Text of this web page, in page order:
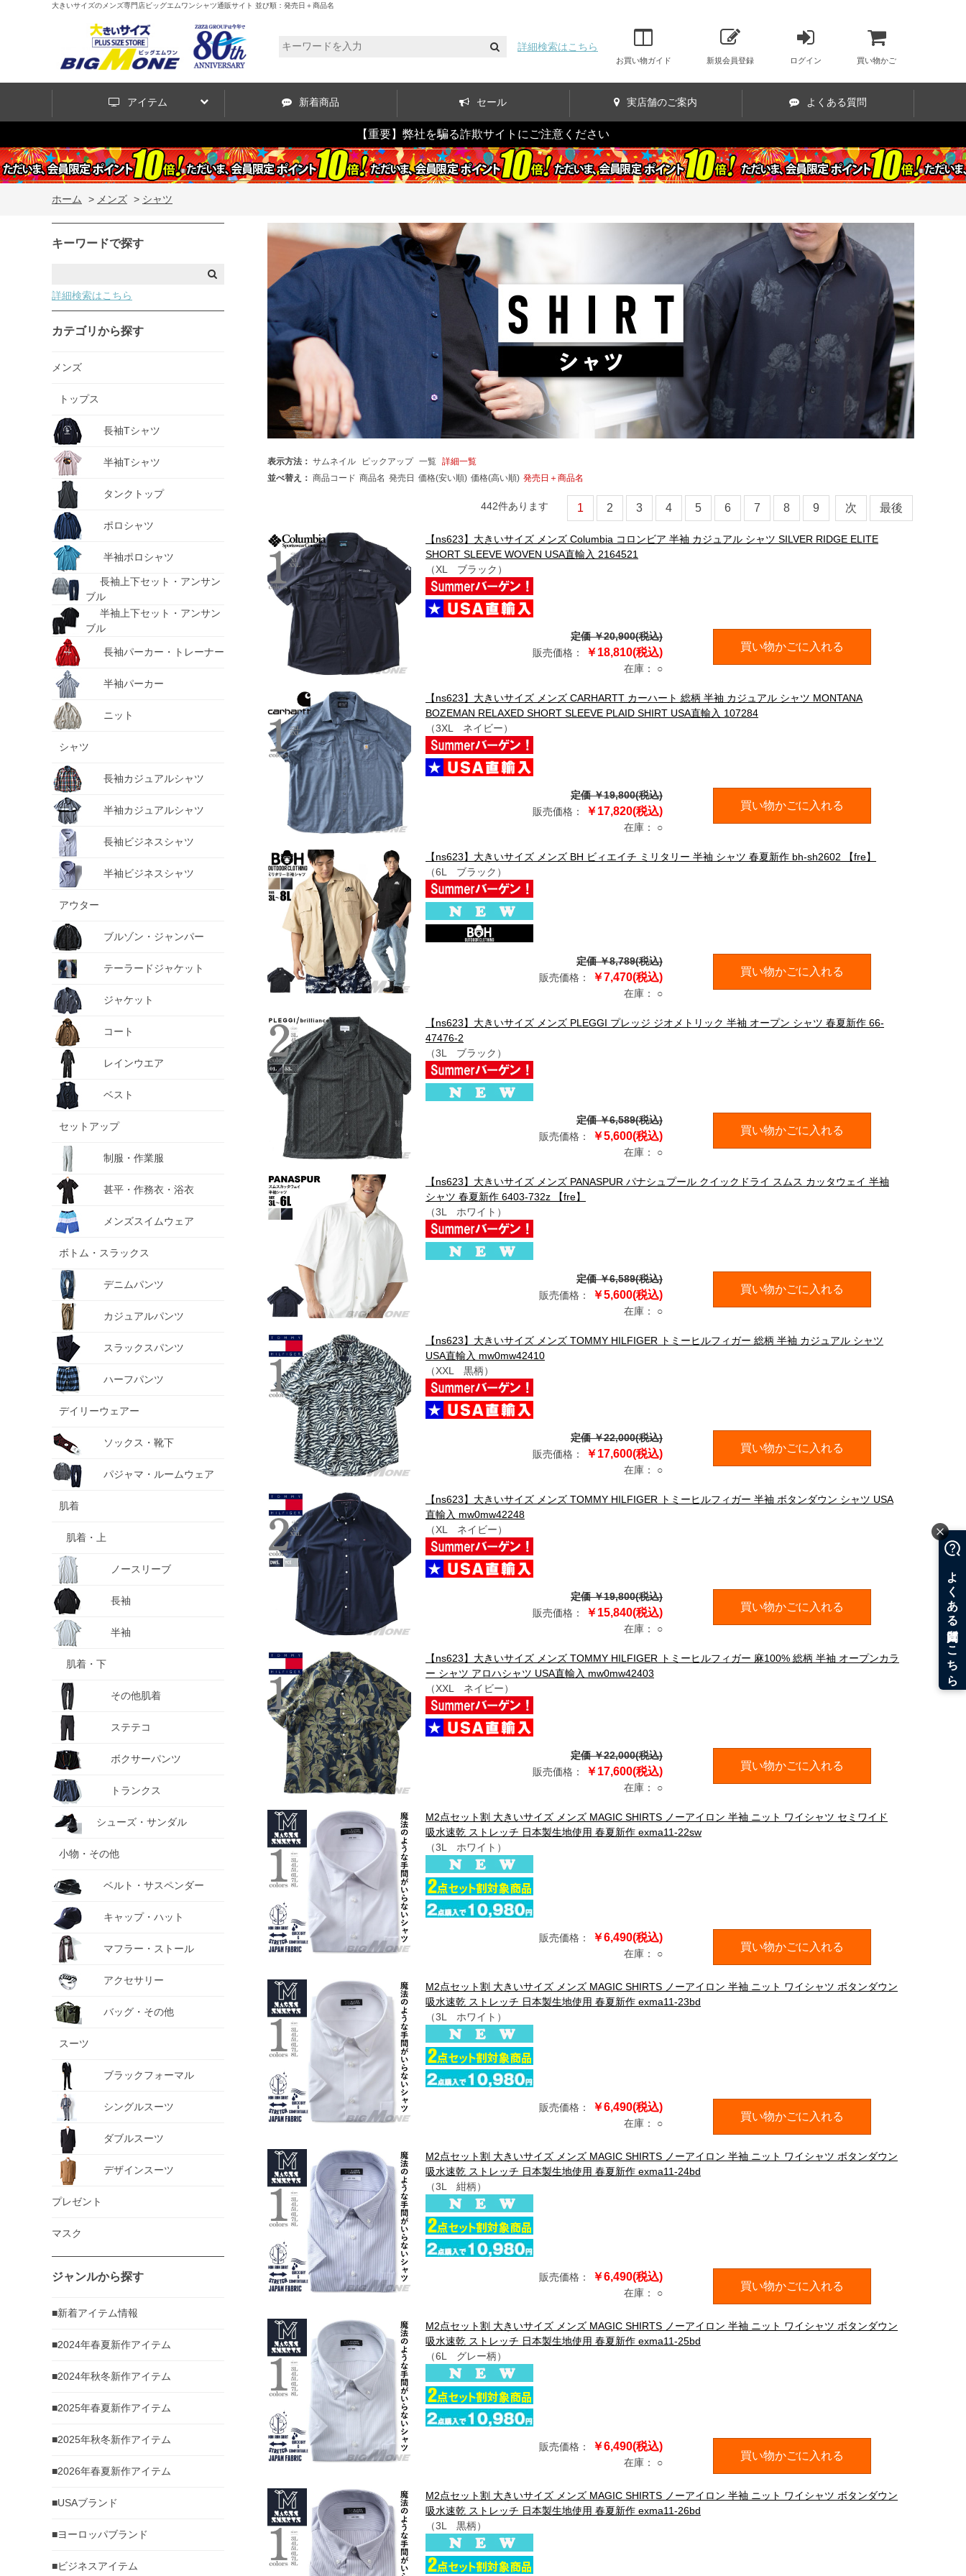
大きいサイズのメンズ専門店ビッグエムワンシャツ通販サイト 並び順：発売日＋商品名
詳細検索はこちら
お買い物ガイド 新規会員登録 ログイン 買い物かご
アイテム 新着商品 セール 実店舗のご案内 よくある質問
【重要】弊社を騙る詐欺サイトにご注意ください
ホーム > メンズ > シャツ
キーワードで探す
詳細検索はこちら
カテゴリから探す
メンズ
トップス
長袖Tシャツ
半袖Tシャツ
タンクトップ
ポロシャツ
半袖ポロシャツ
長袖上下セット・アンサン
ブル
半袖上下セット・アンサン
ブル
長袖パーカー・トレーナー
半袖パーカー
ニット
シャツ
長袖カジュアルシャツ
半袖カジュアルシャツ
長袖ビジネスシャツ
半袖ビジネスシャツ
アウター
ブルゾン・ジャンパー
テーラードジャケット
ジャケット
コート
レインウエア
ベスト
セットアップ
制服・作業服
甚平・作務衣・浴衣
メンズスイムウェア
ボトム・スラックス
デニムパンツ
カジュアルパンツ
スラックスパンツ
ハーフパンツ
デイリーウェアー
ソックス・靴下
パジャマ・ルームウェア
肌着
肌着・上
ノースリーブ
長袖
半袖
肌着・下
その他肌着
ステテコ
ボクサーパンツ
トランクス
シューズ・サンダル
小物・その他
ベルト・サスペンダー
キャップ・ハット
マフラー・ストール
アクセサリー
バッグ・その他
スーツ
ブラックフォーマル
シングルスーツ
ダブルスーツ
デザインスーツ
プレゼント
マスク
ジャンルから探す
■新着アイテム情報
■2024年春夏新作アイテム
■2024年秋冬新作アイテム
■2025年春夏新作アイテム
■2025年秋冬新作アイテム
■2026年春夏新作アイテム
■USAブランド
■ヨーロッパブランド
■ビジネスアイテム
表示方法： サムネイル ピックアップ 一覧 詳細一覧
並べ替え： 商品コード 商品名 発売日 価格(安い順) 価格(高い順) 発売日＋商品名
442件あります 1 2 3 4 5 6 7 8 9 次 最後
【ns623】大きいサイズ メンズ Columbia コロンビア 半袖 カジュアル シャツ SILVER RIDGE ELITE
SHORT SLEEVE WOVEN USA直輸入 2164521
（XL ブラック）
定価 ￥20,900(税込)
販売価格：
￥18,810(税込)
在庫： ○
買い物かごに入れる
【ns623】大きいサイズ メンズ CARHARTT カーハート 総柄 半袖 カジュアル シャツ MONTANA
BOZEMAN RELAXED SHORT SLEEVE PLAID SHIRT USA直輸入 107284
（3XL ネイビー）
定価 ￥19,800(税込)
販売価格：
￥17,820(税込)
在庫： ○
買い物かごに入れる
【ns623】大きいサイズ メンズ BH ビィエイチ ミリタリー 半袖 シャツ 春夏新作 bh-sh2602 【fre】
（6L ブラック）
定価 ￥8,789(税込)
販売価格：
￥7,470(税込)
在庫： ○
買い物かごに入れる
【ns623】大きいサイズ メンズ PLEGGI プレッジ ジオメトリック 半袖 オープン シャツ 春夏新作 66-
47476-2
（3L ブラック）
定価 ￥6,589(税込)
販売価格：
￥5,600(税込)
在庫： ○
買い物かごに入れる
【ns623】大きいサイズ メンズ PANASPUR パナシュプール クイックドライ スムス カッタウェイ 半袖
シャツ 春夏新作 6403-732z 【fre】
（3L ホワイト）
定価 ￥6,589(税込)
販売価格：
￥5,600(税込)
在庫： ○
買い物かごに入れる
【ns623】大きいサイズ メンズ TOMMY HILFIGER トミーヒルフィガー 総柄 半袖 カジュアル シャツ
USA直輸入 mw0mw42410
（XXL 黒柄）
定価 ￥22,000(税込)
販売価格：
￥17,600(税込)
在庫： ○
買い物かごに入れる
【ns623】大きいサイズ メンズ TOMMY HILFIGER トミーヒルフィガー 半袖 ボタンダウン シャツ USA
直輸入 mw0mw42248
（XL ネイビー）
定価 ￥19,800(税込)
販売価格：
￥15,840(税込)
在庫： ○
買い物かごに入れる
【ns623】大きいサイズ メンズ TOMMY HILFIGER トミーヒルフィガー 麻100% 総柄 半袖 オープンカラ
ー シャツ アロハシャツ USA直輸入 mw0mw42403
（XXL ネイビー）
定価 ￥22,000(税込)
販売価格：
￥17,600(税込)
在庫： ○
買い物かごに入れる
M2点セット割 大きいサイズ メンズ MAGIC SHIRTS ノーアイロン 半袖 ニット ワイシャツ セミワイド
吸水速乾 ストレッチ 日本製生地使用 春夏新作 exma11-22sw
（3L ホワイト）
販売価格： ￥6,490(税込)
在庫： ○
買い物かごに入れる
M2点セット割 大きいサイズ メンズ MAGIC SHIRTS ノーアイロン 半袖 ニット ワイシャツ ボタンダウン
吸水速乾 ストレッチ 日本製生地使用 春夏新作 exma11-23bd
（3L ホワイト）
販売価格： ￥6,490(税込)
在庫： ○
買い物かごに入れる
M2点セット割 大きいサイズ メンズ MAGIC SHIRTS ノーアイロン 半袖 ニット ワイシャツ ボタンダウン
吸水速乾 ストレッチ 日本製生地使用 春夏新作 exma11-24bd
（3L 紺柄）
販売価格： ￥6,490(税込)
在庫： ○
買い物かごに入れる
M2点セット割 大きいサイズ メンズ MAGIC SHIRTS ノーアイロン 半袖 ニット ワイシャツ ボタンダウン
吸水速乾 ストレッチ 日本製生地使用 春夏新作 exma11-25bd
（6L グレー柄）
販売価格： ￥6,490(税込)
在庫： ○
買い物かごに入れる
M2点セット割 大きいサイズ メンズ MAGIC SHIRTS ノーアイロン 半袖 ニット ワイシャツ ボタンダウン
吸水速乾 ストレッチ 日本製生地使用 春夏新作 exma11-26bd
（3L 黒柄）